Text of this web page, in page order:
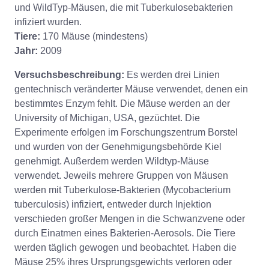
und WildTyp-Mäusen, die mit Tuberkulosebakterien
infiziert wurden.
Tiere: 170 Mäuse (mindestens)
Jahr: 2009
Versuchsbeschreibung: Es werden drei Linien
gentechnisch veränderter Mäuse verwendet, denen ein
bestimmtes Enzym fehlt. Die Mäuse werden an der
University of Michigan, USA, gezüchtet. Die
Experimente erfolgen im Forschungszentrum Borstel
und wurden von der Genehmigungsbehörde Kiel
genehmigt. Außerdem werden Wildtyp-Mäuse
verwendet. Jeweils mehrere Gruppen von Mäusen
werden mit Tuberkulose-Bakterien (Mycobacterium
tuberculosis) infiziert, entweder durch Injektion
verschieden großer Mengen in die Schwanzvene oder
durch Einatmen eines Bakterien-Aerosols. Die Tiere
werden täglich gewogen und beobachtet. Haben die
Mäuse 25% ihres Ursprungsgewichts verloren oder